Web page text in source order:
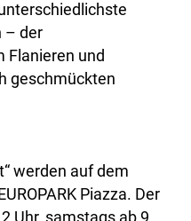
– der
Flanieren und
geschmückten
werden auf dem
Piazza. Der
Uhr, samstags ab 9